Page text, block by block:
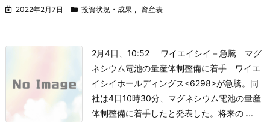
2022年2月7日 投資状況・成果 , 資産表
2月4日、10:52 ワイエイシイ－急騰 マグ
ネシウム電池の量産体制整備に着手 ワイエ
イシイホールディングス<6298>が急騰。同
社は4日10時30分、マグネシウム電池の量産
体制整備に着手したと発表した。将来の ...